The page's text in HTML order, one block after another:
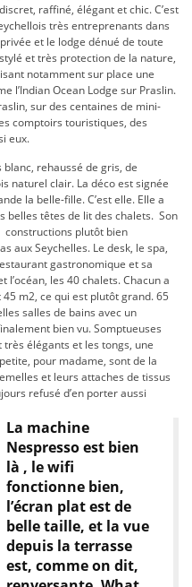
raffiné, élégant et chic. C’est
très entreprenants dans
et le lodge dénué de toute
et très protection de la nature,
notamment sur place une
l’Indian Ocean Lodge sur Praslin.
sur des centaines de mini-
comptoirs touristiques, des
eux.
blanc, rehaussé de gris, de
naturel clair. La déco est signée
la belle-fille. C’est elle. Elle a
belles têtes de lit des chalets. Son
constructions plutôt bien
aux Seychelles. Le desk, le spa,
gastronomique et sa
les 40 chalets. Chacun a
m2, ce qui est plutôt grand. 65
salles de bains avec un
bien vu. Somptueuses
très élégants et les tongs, une
pour madame, sont de la
et leurs attaches de tissus
refusé d’en porter aussi
La machine
Nespresso est bien
là , le wifi
fonctionne bien,
l’écran plat est de
belle taille, et la vue
depuis la terrasse
est, comme on dit,